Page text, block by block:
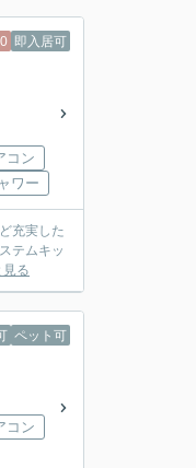
即入居可
コン
ワー
充実した
テムキッ
見る
ペット可
コン